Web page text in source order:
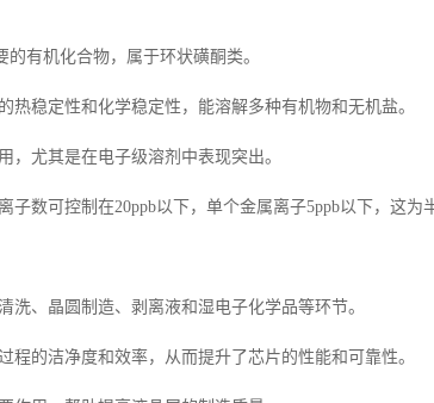
的有机化合物，属于环状磺酮类。
热稳定性和化学稳定性，能溶解多种有机物和无机盐。
，尤其是在电子级溶剂中表现突出。
数可控制在20ppb以下，单个金属离子5ppb以下，这为
洗、晶圆制造、剥离液和湿电子化学品等环节。
程的洁净度和效率，从而提升了芯片的性能和可靠性。